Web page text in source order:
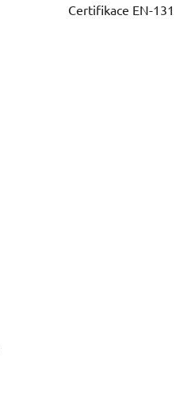
Certifikace EN-131